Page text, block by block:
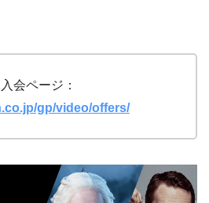
会ページ：
gp/video/offers/